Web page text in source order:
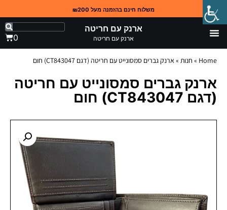
משלוח חינם בהזמנה מעל ₪200
ארנק עם חריטה
ארנק עם חריטה 0
Home
» חנות » ארנק גברים סמסונייט עם חריטה (דגם CT843047) חום
ארנק גברים סמסונייט עם חריטה
(דגם CT843047) חום